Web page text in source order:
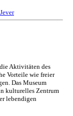
Aktivitäten des
Vorteile wie freier
Das Museum
kulturelles Zentrum
lebendigen